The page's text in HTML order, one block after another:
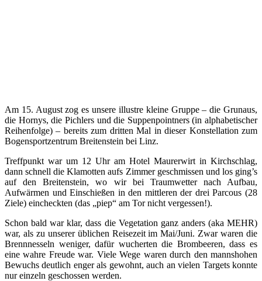
Am 15. August zog es unsere illustre kleine Gruppe – die Grunaus,
die Hornys, die Pichlers und die Suppenpointners (in alphabetischer
Reihenfolge) – bereits zum dritten Mal in dieser Konstellation zum
Bogensportzentrum Breitenstein bei Linz.
Treffpunkt war um 12 Uhr am Hotel Maurerwirt in Kirchschlag,
dann schnell die Klamotten aufs Zimmer geschmissen und los ging’s
auf den Breitenstein, wo wir bei Traumwetter nach Aufbau,
Aufwärmen und Einschießen in den mittleren der drei Parcous (28
Ziele) eincheckten (das „piep“ am Tor nicht vergessen!).
Schon bald war klar, dass die Vegetation ganz anders (aka MEHR)
war, als zu unserer üblichen Reisezeit im Mai/Juni. Zwar waren die
Brennnesseln weniger, dafür wucherten die Brombeeren, dass es
eine wahre Freude war. Viele Wege waren durch den mannshohen
Bewuchs deutlich enger als gewohnt, auch an vielen Targets konnte
nur einzeln geschossen werden.